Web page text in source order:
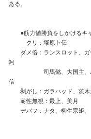
ある。
●筋力値勝負をしかけるキ
クリ：塚原卜伝
ダメ倍：ランスロット、ガ
軻
司馬懿、大国主、ハン
信
剥がし：ガラハッド、茨木
耐性無視：最上、美月
デバフ：ナタ、柳生宗矩、